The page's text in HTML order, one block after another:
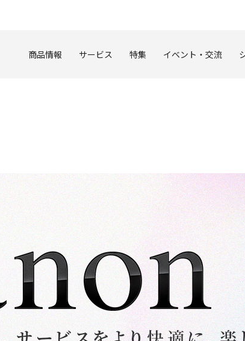
商品情報 サービス 特集 イベント・交流